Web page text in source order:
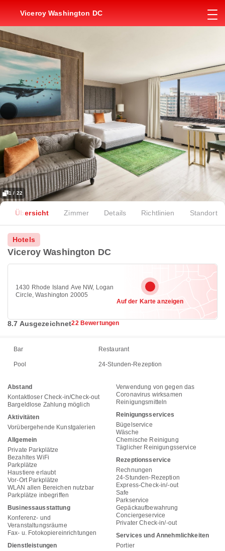
Viceroy Washington DC
1 / 22
Übersicht Zimmer Details Richtlinien Standort
Hotels
Viceroy Washington DC
1430 Rhode Island Ave NW, Logan
Circle, Washington 20005
Auf der Karte anzeigen
8.7 Ausgezeichnet22 Bewertungen
Bar Restaurant
Pool 24-Stunden-Rezeption
Abstand
Kontaktloser Check-in/Check-out
Bargeldlose Zahlung möglich
Aktivitäten
Vorübergehende Kunstgalerien
Allgemein
Private Parkplätze
Bezahltes WiFi
Parkplätze
Haustiere erlaubt
Vor-Ort Parkplätze
WLAN allen Bereichen nutzbar
Parkplätze inbegriffen
Businessausstattung
Konferenz- und
Veranstaltungsräume
Fax- u. Fotokopiereinrichtungen
Dienstleistungen
Verwendung von gegen das
Coronavirus wirksamen
Reinigungsmitteln
Reinigungsservices
Bügelservice
Wäsche
Chemische Reinigung
Täglicher Reinigungsservice
Rezeptionsservice
Rechnungen
24-Stunden-Rezeption
Express-Check-in/-out
Safe
Parkservice
Gepäckaufbewahrung
Conciergeservice
Privater Check-in/-out
Services und Annehmlichkeiten
Portier